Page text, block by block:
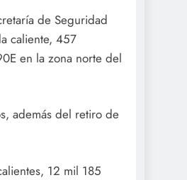
de Seguridad
caliente, 457
en la zona norte del
además del retiro de
12 mil 185